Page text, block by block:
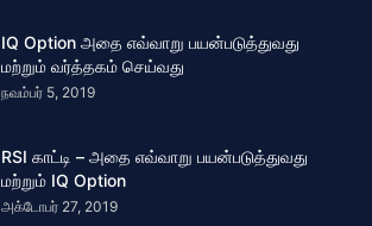
IQ Option அதை எவ்வாறு பயன்படுத்துவது
மற்றும் வர்த்தகம் செய்வது
நவம்பர் 5, 2019
RSI காட்டி – அதை எவ்வாறு பயன்படுத்துவது
மற்றும் IQ Option
அக்டோபர் 27, 2019